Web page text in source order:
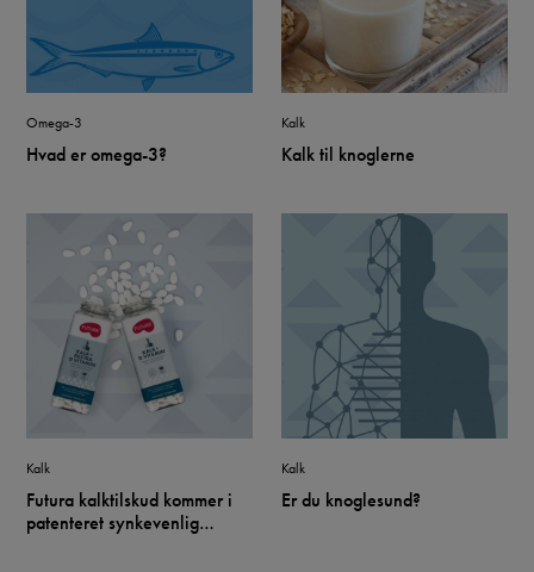
Hvad er omega-3?
Omega-3
Kalk til knoglerne
Kalk
Futura kalktilskud kommer i
patenteret synkevenlig
Kalk
Er du knoglesund?
Kalk